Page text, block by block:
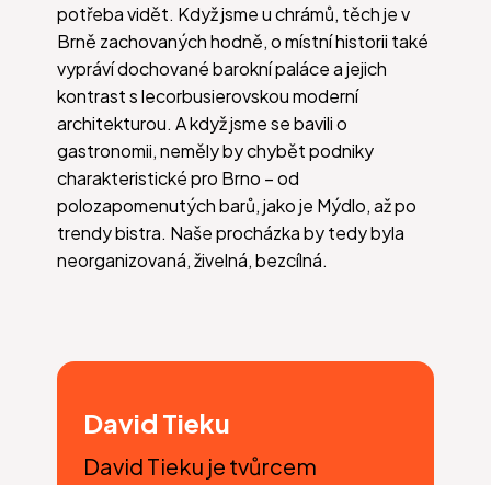
potřeba vidět. Když jsme u chrámů, těch je v
Brně zachovaných hodně, o místní historii také
vypráví dochované barokní paláce a jejich
kontrast s lecorbusierovskou moderní
architekturou. A když jsme se bavili o
gastronomii, neměly by chybět podniky
charakteristické pro Brno – od
polozapomenutých barů, jako je Mýdlo, až po
trendy bistra. Naše procházka by tedy byla
neorganizovaná, živelná, bezcílná.
David Tieku
David Tieku je tvůrcem